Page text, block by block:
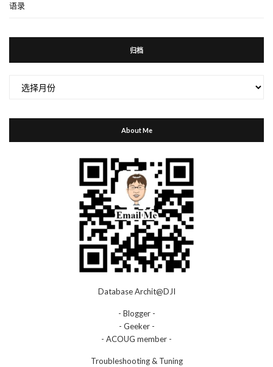
语录
归档
About Me
Database Archit@DJI
- Blogger -
- Geeker -
- ACOUG member -
Troubleshooting & Tuning